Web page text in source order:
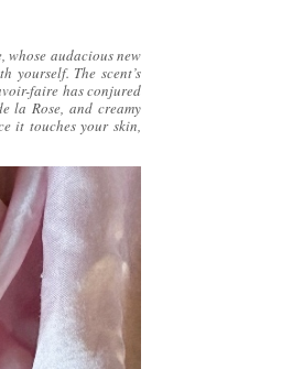
whose audacious new
yourself. The scent’s
faire has conjured
la Rose, and creamy
it touches your skin,